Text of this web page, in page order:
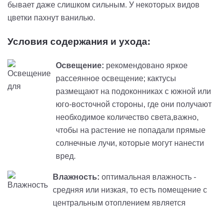
бывает даже слишком сильным. У некоторых видов
цветки пахнут ванилью.
Условия содержания и ухода:
Освещение: рекомендовано яркое
рассеянное освещение; кактусы
размещают на подоконниках с южной или
юго-восточной стороны, где они получают
необходимое количество света,важно,
чтобы на растение не попадали прямые
солнечные лучи, которые могут нанести
вред.
Влажность: оптимальная влажность -
средняя или низкая, то есть помещение с
центральным отоплением является